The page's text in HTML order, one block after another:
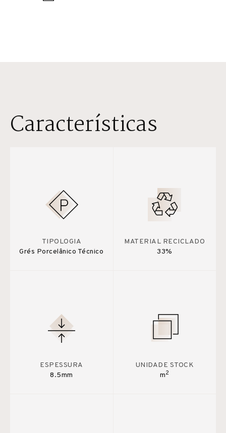
Características
TIPOLOGIA
Grés Porcelânico Técnico
MATERIAL RECICLADO
33%
ESPESSURA
8.5mm
UNIDADE STOCK
m2